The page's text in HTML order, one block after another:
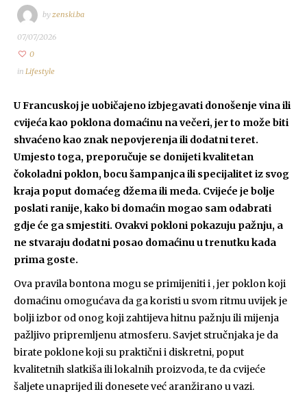
byzenski.ba
07/07/2026
0
in Lifestyle
U Francuskoj je uobičajeno izbjegavati donošenje vina ili
cvijeća kao poklona domaćinu na večeri, jer to može biti
shvaćeno kao znak nepovjerenja ili dodatni teret.
Umjesto toga, preporučuje se donijeti kvalitetan
čokoladni poklon, bocu šampanjca ili specijalitet iz svog
kraja poput domaćeg džema ili meda. Cvijeće je bolje
poslati ranije, kako bi domaćin mogao sam odabrati
gdje će ga smjestiti. Ovakvi pokloni pokazuju pažnju, a
ne stvaraju dodatni posao domaćinu u trenutku kada
prima goste.
Ova pravila bontona mogu se primijeniti i , jer poklon koji
domaćinu omogućava da ga koristi u svom ritmu uvijek je
bolji izbor od onog koji zahtijeva hitnu pažnju ili mijenja
pažljivo pripremljenu atmosferu. Savjet stručnjaka je da
birate poklone koji su praktični i diskretni, poput
kvalitetnih slatkiša ili lokalnih proizvoda, te da cvijeće
šaljete unaprijed ili donesete već aranžirano u vazi.